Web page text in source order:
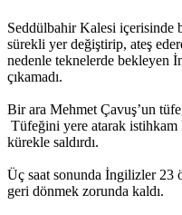
Seddülbahir Kalesi içerisinde
sürekli yer değiştirip, ateş
nedenle teknelerde bekleyen
çıkamadı.
Bir ara Mehmet Çavuş’un
Tüfeğini yere atarak istihkam
kürekle saldırdı.
Üç saat sonunda İngilizler 23
geri dönmek zorunda kaldı.